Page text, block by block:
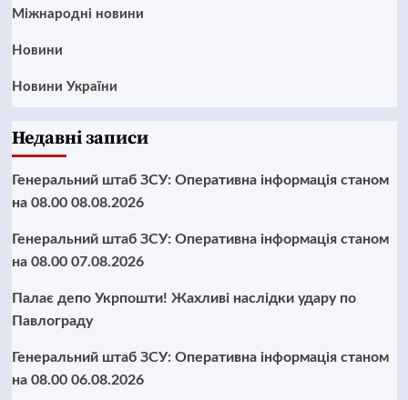
Міжнародні новини
Новини
Новини України
Недавні записи
Генеральний штаб ЗСУ: Оперативна інформація станом
на 08.00 08.08.2026
Генеральний штаб ЗСУ: Оперативна інформація станом
на 08.00 07.08.2026
Палає депо Укрпошти! Жахливі наслідки удару по
Павлограду
Генеральний штаб ЗСУ: Оперативна інформація станом
на 08.00 06.08.2026